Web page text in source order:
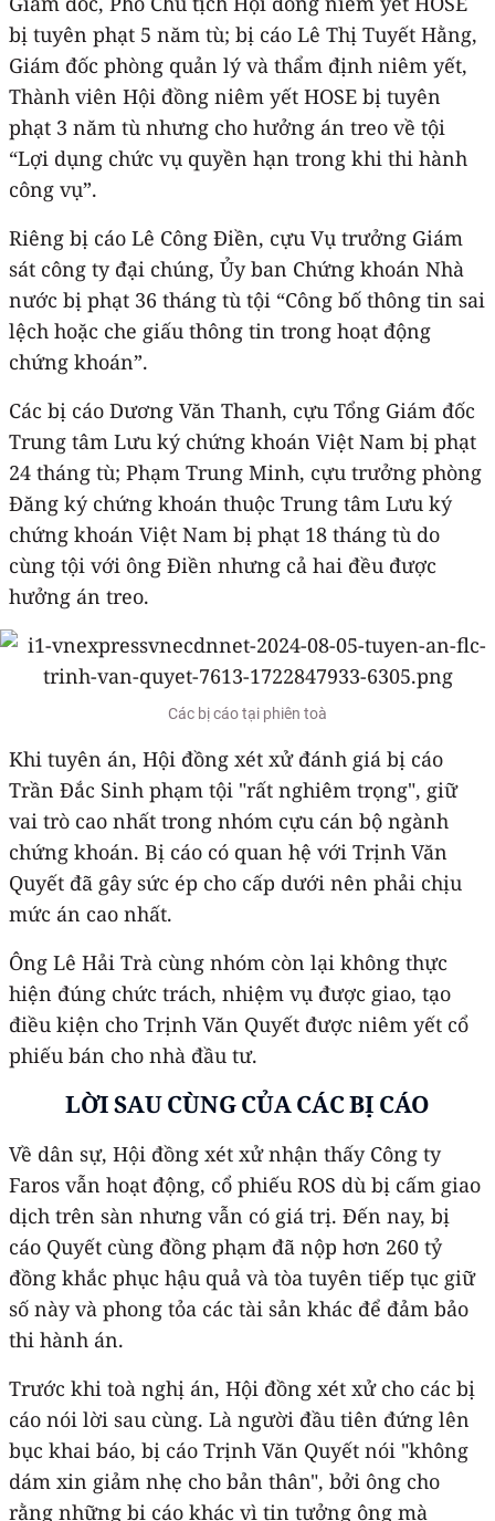
bị tuyên phạt 5 năm tù; bị cáo Lê Thị Tuyết Hằng,
Giám đốc phòng quản lý và thẩm định niêm yết,
Thành viên Hội đồng niêm yết HOSE bị tuyên
phạt 3 năm tù nhưng cho hưởng án treo về tội
“Lợi dụng chức vụ quyền hạn trong khi thi hành
công vụ”.
Riêng bị cáo Lê Công Điền, cựu Vụ trưởng Giám
sát công ty đại chúng, Ủy ban Chứng khoán Nhà
nước bị phạt 36 tháng tù tội “Công bố thông tin sai
lệch hoặc che giấu thông tin trong hoạt động
chứng khoán”.
Các bị cáo Dương Văn Thanh, cựu Tổng Giám đốc
Trung tâm Lưu ký chứng khoán Việt Nam bị phạt
24 tháng tù; Phạm Trung Minh, cựu trưởng phòng
Đăng ký chứng khoán thuộc Trung tâm Lưu ký
chứng khoán Việt Nam bị phạt 18 tháng tù do
cùng tội với ông Điền nhưng cả hai đều được
hưởng án treo.
Các bị cáo tại phiên toà
Khi tuyên án, Hội đồng xét xử đánh giá bị cáo
Trần Đắc Sinh phạm tội "rất nghiêm trọng", giữ
vai trò cao nhất trong nhóm cựu cán bộ ngành
chứng khoán. Bị cáo có quan hệ với Trịnh Văn
Quyết đã gây sức ép cho cấp dưới nên phải chịu
mức án cao nhất.
Ông Lê Hải Trà cùng nhóm còn lại không thực
hiện đúng chức trách, nhiệm vụ được giao, tạo
điều kiện cho Trịnh Văn Quyết được niêm yết cổ
phiếu bán cho nhà đầu tư.
LỜI SAU CÙNG CỦA CÁC BỊ CÁO
Về dân sự, Hội đồng xét xử nhận thấy Công ty
Faros vẫn hoạt động, cổ phiếu ROS dù bị cấm giao
dịch trên sàn nhưng vẫn có giá trị. Đến nay, bị
cáo Quyết cùng đồng phạm đã nộp hơn 260 tỷ
đồng khắc phục hậu quả và tòa tuyên tiếp tục giữ
số này và phong tỏa các tài sản khác để đảm bảo
thi hành án.
Trước khi toà nghị án, Hội đồng xét xử cho các bị
cáo nói lời sau cùng. Là người đầu tiên đứng lên
bục khai báo, bị cáo Trịnh Văn Quyết nói "không
dám xin giảm nhẹ cho bản thân", bởi ông cho
rằng những bị cáo khác vì tin tưởng ông mà